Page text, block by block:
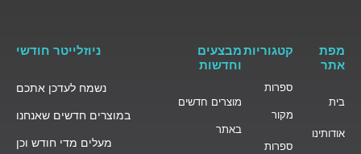
מפת
אתר
בית
אודותינו
קטגוריות
ספרות
מקור
ספרות
מבצעים
וחדשות
מוצרים חדשים
באתר
ניוזלייטר חודשי
נשמח לעדכן אתכם
במוצרים חדשים שאנחנו
מעלים מדי חודש וכן